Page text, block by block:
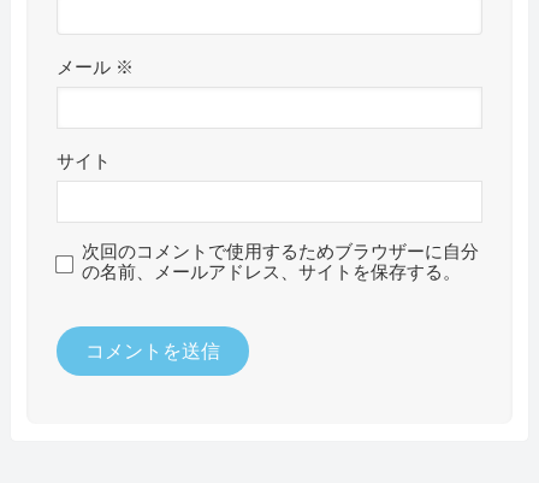
メール ※
サイト
次回のコメントで使用するためブラウザーに自分
の名前、メールアドレス、サイトを保存する。